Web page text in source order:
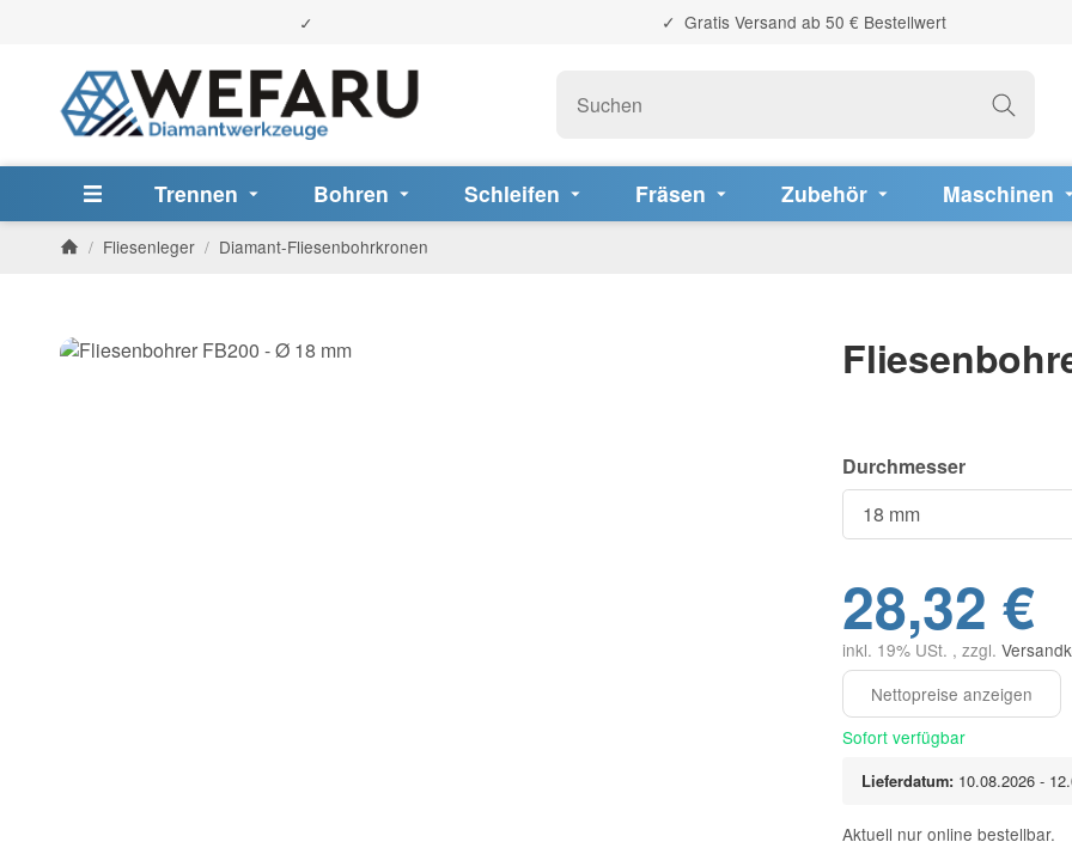
Gratis Versand ab 50 € Bestellwert
Trennen Bohren Schleifen Fräsen Zubehör Maschinen
/ Fliesenleger / Diamant-Fliesenbohrkronen
Durchmesser
28,32 €
inkl. 19% USt. , zzgl.
Sofort verfügbar
Lieferdatum: 10.08.2026 -
Aktuell nur online bestellbar.